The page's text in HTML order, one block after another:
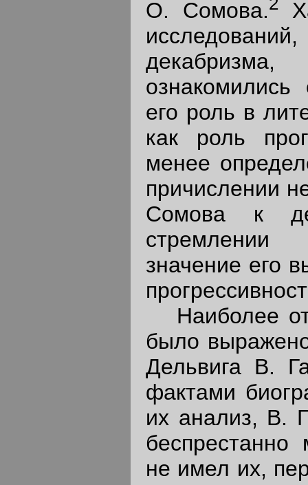
О. Сомова.
его роль в
как роль
менее
причислении
Сомова к
стремлении
значение его
Наиболее
было
Дельвига В.
фактами
их анализ, В.
не имел их,